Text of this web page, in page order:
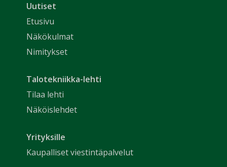
Uutiset
Etusivu
Näkökulmat
Nimitykset
Talotekniikka-lehti
Tilaa lehti
Näköislehdet
Yrityksille
Kaupalliset viestintäpalvelut